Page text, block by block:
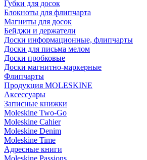
Губки для досок
Блокноты для флипчарта
Магниты для досок
Бейджи и держатели
Доски информационные, флипчарты
Доски для письма мелом
Доски пробковые
Доски магнитно-маркерные
Флипчарты
Продукция MOLESKINE
Аксессуары
Записные книжки
Moleskine Two-Go
Moleskine Cahier
Moleskine Denim
Moleskine Time
Адресные книги
Moleskine Passions